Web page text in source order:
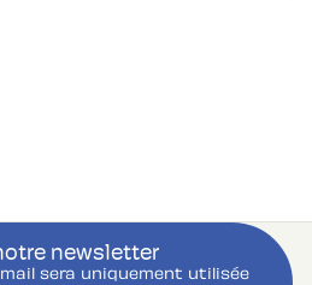
newsletter
sera uniquement utilisée